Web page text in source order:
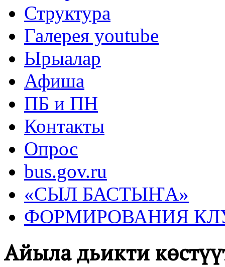
Структура
Галерея youtube
Ырыалар
Афиша
ПБ и ПН
Контакты
Опрос
bus.gov.ru
«СЫЛ БАСТЫҤА»
ФОРМИРОВАНИЯ
Айылҕа дьикти